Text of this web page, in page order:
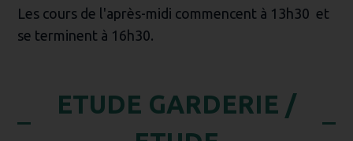
Les cours de l'après-midi commencent à 13h30 et
se terminent à 16h30.
ETUDE GARDERIE /